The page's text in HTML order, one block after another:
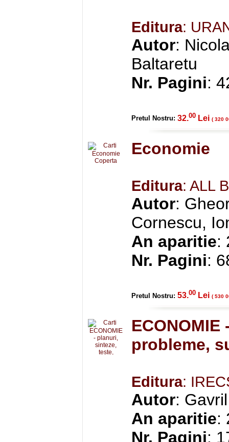
Editura:
Autor:
Baltaretu
Nr. Pagini:
Pretul Nostru: 32.00 Lei ( 320
Economie
Editura: ALL
Autor:
Cornescu,
An aparitie:
Nr. Pagini:
Pretul Nostru: 53.00 Lei ( 530
probleme,
Editura:
Autor:
An aparitie:
Nr. Pagini: